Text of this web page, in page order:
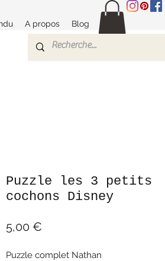
A propos Blog
Puzzle les 3 petits
cochons Disney
5,00 €
Puzzle complet Nathan